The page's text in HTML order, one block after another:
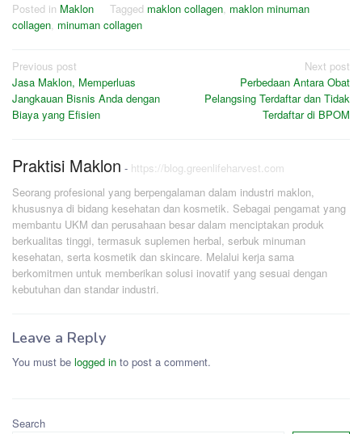
Posted in Maklon Tagged maklon collagen, maklon minuman
collagen, minuman collagen
Post
navigation
Previous post
Jasa Maklon, Memperluas
Jangkauan Bisnis Anda dengan
Biaya yang Efisien
Next post
Perbedaan Antara Obat
Pelangsing Terdaftar dan Tidak
Terdaftar di BPOM
Praktisi Maklon - https://blog.greenlifeharvest.com
Seorang profesional yang berpengalaman dalam industri maklon,
khususnya di bidang kesehatan dan kosmetik. Sebagai pengamat yang
membantu UKM dan perusahaan besar dalam menciptakan produk
berkualitas tinggi, termasuk suplemen herbal, serbuk minuman
kesehatan, serta kosmetik dan skincare. Melalui kerja sama
berkomitmen untuk memberikan solusi inovatif yang sesuai dengan
kebutuhan dan standar industri.
Leave a Reply
You must be logged in to post a comment.
Search